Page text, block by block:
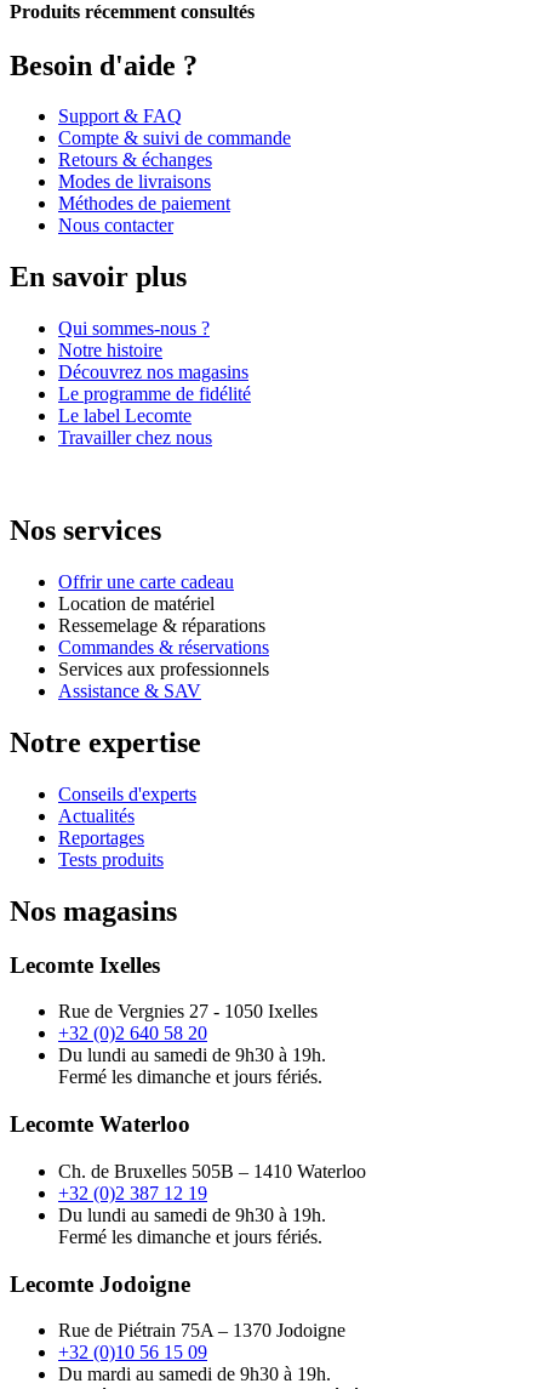
Produits récemment consultés
Besoin d'aide ?
Support & FAQ
Compte & suivi de commande
Retours & échanges
Modes de livraisons
Méthodes de paiement
Nous contacter
En savoir plus
Qui sommes-nous ?
Notre histoire
Découvrez nos magasins
Le programme de fidélité
Le label Lecomte
Travailler chez nous
Nos services
Offrir une carte cadeau
Location de matériel
Ressemelage & réparations
Commandes & réservations
Services aux professionnels
Assistance & SAV
Notre expertise
Conseils d'experts
Actualités
Reportages
Tests produits
Nos magasins
Lecomte Ixelles
Rue de Vergnies 27 - 1050 Ixelles
+32 (0)2 640 58 20
Du lundi au samedi de 9h30 à 19h.
Fermé les dimanche et jours fériés.
Lecomte Waterloo
Ch. de Bruxelles 505B – 1410 Waterloo
+32 (0)2 387 12 19
Du lundi au samedi de 9h30 à 19h.
Fermé les dimanche et jours fériés.
Lecomte Jodoigne
Rue de Piétrain 75A – 1370 Jodoigne
+32 (0)10 56 15 09
Du mardi au samedi de 9h30 à 19h.